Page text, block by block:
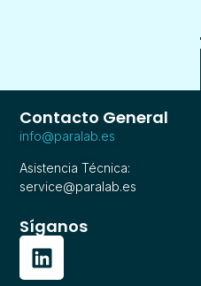
Contacto General
info@paralab.es
Asistencia Técnica:
service@paralab.es
Síganos